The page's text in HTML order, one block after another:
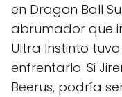
en Dragon Ball
abrumador que
Ultra Instinto
enfrentarlo. Si
Beerus, podría